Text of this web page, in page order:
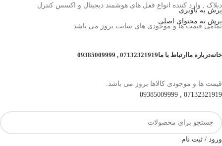
پرش به ناوبری
پرش به محتوای اصلی
دیلاک , وارد کننده انواع قفل های هوشمند دیجیتال و اکسس کنترل
تمامی قیمت ها و موجودی های سایت بروز می باشد
خانهدرباره ما ارتباط با ما07132321919 , 09385009999
قیمت ها و موجودی کالاها بروز می باشد.
07132321919 , 09385009999
ورود / ثبت نام